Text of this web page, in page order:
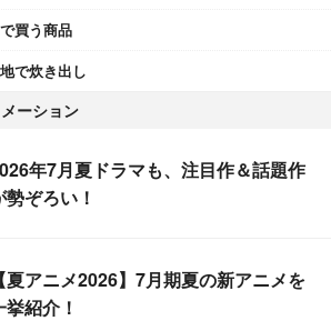
買う商品
で炊き出し
ーション
年7月夏ドラマも、注目作＆話題作
勢ぞろい！
【夏アニメ2026】7月期夏の新アニメを
挙紹介！